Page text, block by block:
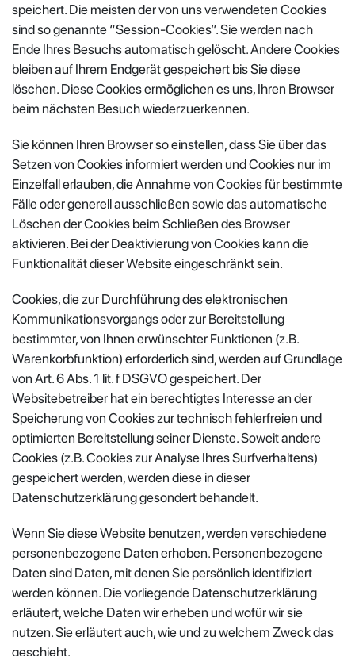
speichert. Die meisten der von uns verwendeten Cookies
sind so genannte “Session-Cookies”. Sie werden nach
Ende Ihres Besuchs automatisch gelöscht. Andere Cookies
bleiben auf Ihrem Endgerät gespeichert bis Sie diese
löschen. Diese Cookies ermöglichen es uns, Ihren Browser
beim nächsten Besuch wiederzuerkennen.
Sie können Ihren Browser so einstellen, dass Sie über das
Setzen von Cookies informiert werden und Cookies nur im
Einzelfall erlauben, die Annahme von Cookies für bestimmte
Fälle oder generell ausschließen sowie das automatische
Löschen der Cookies beim Schließen des Browser
aktivieren. Bei der Deaktivierung von Cookies kann die
Funktionalität dieser Website eingeschränkt sein.
Cookies, die zur Durchführung des elektronischen
Kommunikationsvorgangs oder zur Bereitstellung
bestimmter, von Ihnen erwünschter Funktionen (z.B.
Warenkorbfunktion) erforderlich sind, werden auf Grundlage
von Art. 6 Abs. 1 lit. f DSGVO gespeichert. Der
Websitebetreiber hat ein berechtigtes Interesse an der
Speicherung von Cookies zur technisch fehlerfreien und
optimierten Bereitstellung seiner Dienste. Soweit andere
Cookies (z.B. Cookies zur Analyse Ihres Surfverhaltens)
gespeichert werden, werden diese in dieser
Datenschutzerklärung gesondert behandelt.
Wenn Sie diese Website benutzen, werden verschiedene
personenbezogene Daten erhoben. Personenbezogene
Daten sind Daten, mit denen Sie persönlich identifiziert
werden können. Die vorliegende Datenschutzerklärung
erläutert, welche Daten wir erheben und wofür wir sie
nutzen. Sie erläutert auch, wie und zu welchem Zweck das
geschieht.